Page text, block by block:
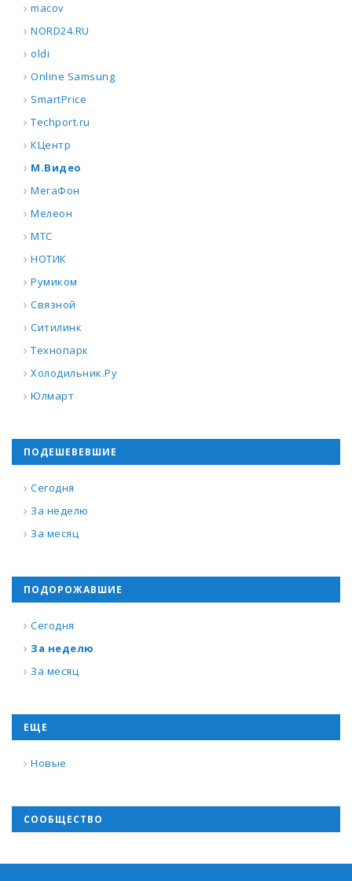
macov
NORD24.RU
oldi
Online Samsung
SmartPrice
Techport.ru
КЦентр
М.Видео
МегаФон
Мелеон
МТС
НОТИК
Румиком
Связной
Ситилинк
Технопарк
Холодильник.Ру
Юлмарт
ПОДЕШЕВЕВШИЕ
Сегодня
За неделю
За месяц
ПОДОРОЖАВШИЕ
Сегодня
За неделю
За месяц
ЕЩЕ
Новые
СООБЩЕСТВО